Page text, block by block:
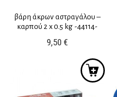
βάρη άκρων αστραγάλου –
καρπού 2 x 0.5 kg -44114-
9,50 €